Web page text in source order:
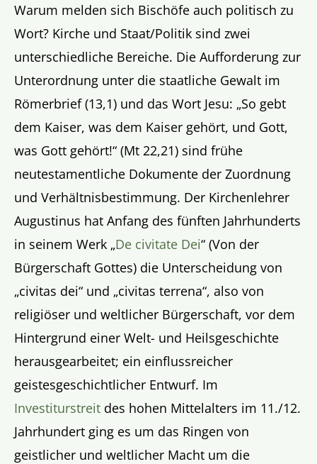
Warum melden sich Bischöfe auch politisch zu
Wort? Kirche und Staat/Politik sind zwei
unterschiedliche Bereiche. Die Aufforderung zur
Unterordnung unter die staatliche Gewalt im
Römerbrief (13,1) und das Wort Jesu: „So gebt
dem Kaiser, was dem Kaiser gehört, und Gott,
was Gott gehört!“ (Mt 22,21) sind frühe
neutestamentliche Dokumente der Zuordnung
und Verhältnisbestimmung. Der Kirchenlehrer
Augustinus hat Anfang des fünften Jahrhunderts
in seinem Werk „De civitate Dei“ (Von der
Bürgerschaft Gottes) die Unterscheidung von
„civitas dei“ und „civitas terrena“, also von
religiöser und weltlicher Bürgerschaft, vor dem
Hintergrund einer Welt- und Heilsgeschichte
herausgearbeitet; ein einflussreicher
geistesgeschichtlicher Entwurf. Im
Investiturstreit des hohen Mittelalters im 11./12.
Jahrhundert ging es um das Ringen von
geistlicher und weltlicher Macht um die